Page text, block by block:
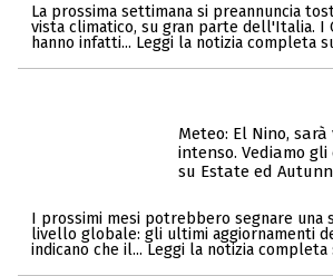
La prossima settimana si preannuncia
vista climatico, su gran parte dell'Italia. I
hanno infatti... Leggi la notizia completa
Meteo: El Nino,
intenso. Vediamo
su Estate ed
I prossimi mesi potrebbero segnare una
livello globale: gli ultimi aggiornamenti
indicano che il... Leggi la notizia completa